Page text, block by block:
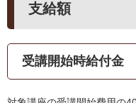
支給額
受講開始時給付金